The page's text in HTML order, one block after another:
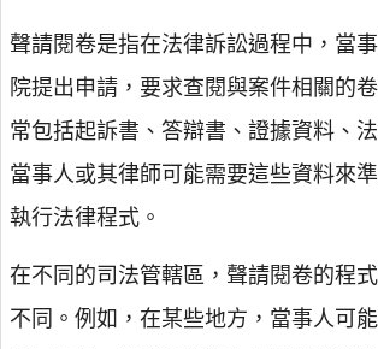
聲請閱卷是指在法律訴訟過程中，當
院提出申請，要求查閱與案件相關的
常包括起訴書、答辯書、證據資料、
當事人或其律師可能需要這些資料來
執行法律程式。
在不同的司法管轄區，聲請閱卷的程
不同。例如，在某些地方，當事人可